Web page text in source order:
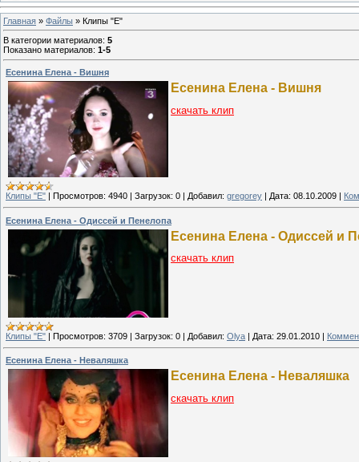
Главная » Файлы » Клипы "Е"
В категории материалов: 5
Показано материалов: 1-5
Есенина Елена - Вишня
Есенина Елена - Вишня
скачать клип
Клипы "Е" | Просмотров: 4940 | Загрузок: 0 | Добавил: gregorey | Дата: 08.10.2009 |
Есенина Елена - Одиссей и Пенелопа
Есенина Елена - Одиссей и
скачать клип
Клипы "Е" | Просмотров: 3709 | Загрузок: 0 | Добавил: Olya | Дата: 29.01.2010 |
Есенина Елена - Неваляшка
Есенина Елена - Неваляшка
скачать клип